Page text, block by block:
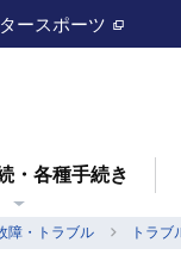
ースポーツ
・各種手続き
障・トラブル トラブ